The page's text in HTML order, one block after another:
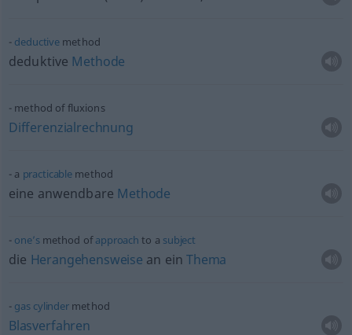
deductive method
deduktive Methode
method of fluxions
Differenzialrechnung
a practicable method
eine anwendbare Methode
one’smethod ofapproach to a subject
die Herangehensweise an einThema
gas cylindermethod
Blasverfahren